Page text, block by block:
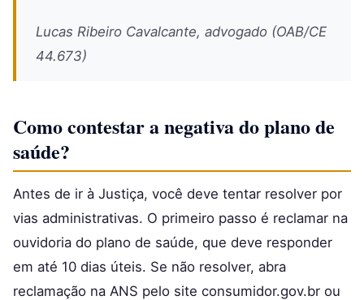
Lucas Ribeiro Cavalcante, advogado (OAB/CE
44.673)
Como contestar a negativa do plano de
saúde?
Antes de ir à Justiça, você deve tentar resolver por
vias administrativas. O primeiro passo é reclamar na
ouvidoria do plano de saúde, que deve responder
em até 10 dias úteis. Se não resolver, abra
reclamação na ANS pelo site consumidor.gov.br ou